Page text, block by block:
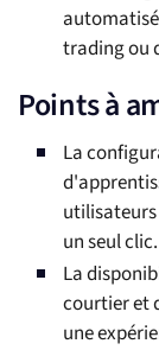
trading ou
Points à
La
un seul clic.
La
courtier et
une